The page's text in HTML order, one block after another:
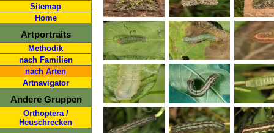
Sitemap
Home
Artportraits
Methodik
nach Familien
nach Arten
Artnavigator
Andere Gruppen
Orthoptera /
Heuschrecken